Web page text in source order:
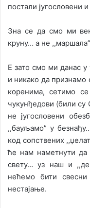
постали југословени
Зна се да смо ми
круну… а не
Е зато смо ми данас
и никако да признамо
коренима, сетимо
чукунђедови (били су
не југословени
,,бауљамо” у
код сопствених
ће нам наметнути да
свету… уз наш и
нећемо бити
нестајање.